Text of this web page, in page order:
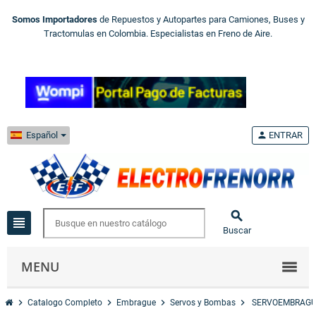
Somos Importadores de Repuestos y Autopartes para Camiones, Buses y
Tractomulas en Colombia. Especialistas en Freno de Aire.
Español
view_headline 
Buscar
person ENTRAR
MENU
chevron_right Catalogo Completo chevron_right Embrague chevron_right Servos y Bombas chevron_right